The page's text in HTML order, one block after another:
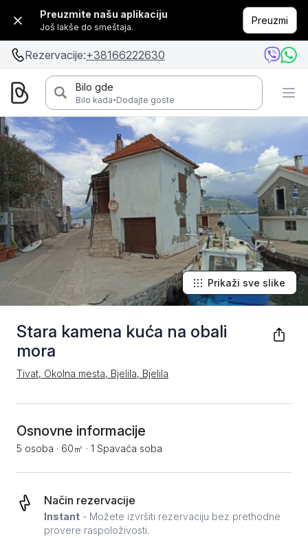
Preuzmite našu aplikaciju
Još lakše do smeštaja.
Preuzmi
Rezervacije:+38166222630
Bilo gde
Bilo kada·Dodajte goste
Stara kamena kuća na obali
mora
Tivat, Okolna mesta, Bjelila, Bjelila
Prikaži sve slike
Osnovne informacije
5 osoba · 60㎡ · 1 Spavaća soba
Način rezervacije
Instant - Možete izvršiti rezervaciju bez prethodne
provere raspoloživosti.